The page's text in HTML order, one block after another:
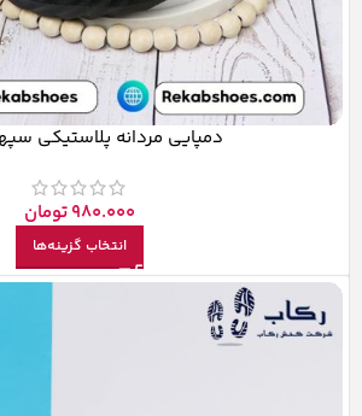
دمپایی مردانه پلاستیکی سپهر
980.000تومان
انتخاب گزینه‌ها